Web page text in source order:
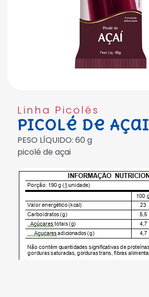
Linha Picolés
Picolé de Açai
PESO LÍQUIDO: 60 g
picolé de açai